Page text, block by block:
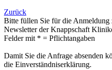
Zurück
Bitte füllen Sie für die
Newsletter der Knappschaft
Felder mit * = Pflichtangaben
Damit Sie die Anfrage absenden
die Einverständniserklärung.